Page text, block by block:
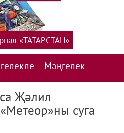
Мәңгелек
«ТАТАРСТАН»
Җәлил
суга